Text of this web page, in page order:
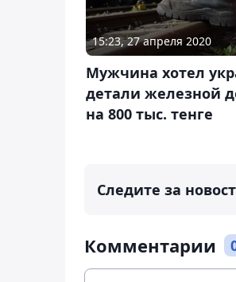
15:23, 27 апреля 2020
Мужчина хотел
детали железной
на 800 тыс. тенге
Следите за
Комментарии